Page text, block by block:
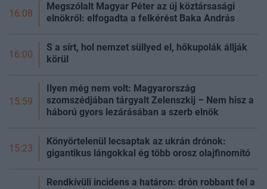
16:08
Megszólalt Magyar Péter az új köztársasági
elnökről: elfogadta a felkérést Baka András
16:00
S a sírt, hol nemzet süllyed el, hőkupolák állják
körül
15:59
Ilyen még nem volt: Magyarország
szomszédjában tárgyalt Zelenszkij – Nem hisz a
háború gyors lezárásában a szerb elnök
15:23
Könyörtelenül lecsaptak az ukrán drónok:
gigantikus lángokkal ég több orosz olajfinomító
Rendkívüli incidens a határon: drón robbant fel a